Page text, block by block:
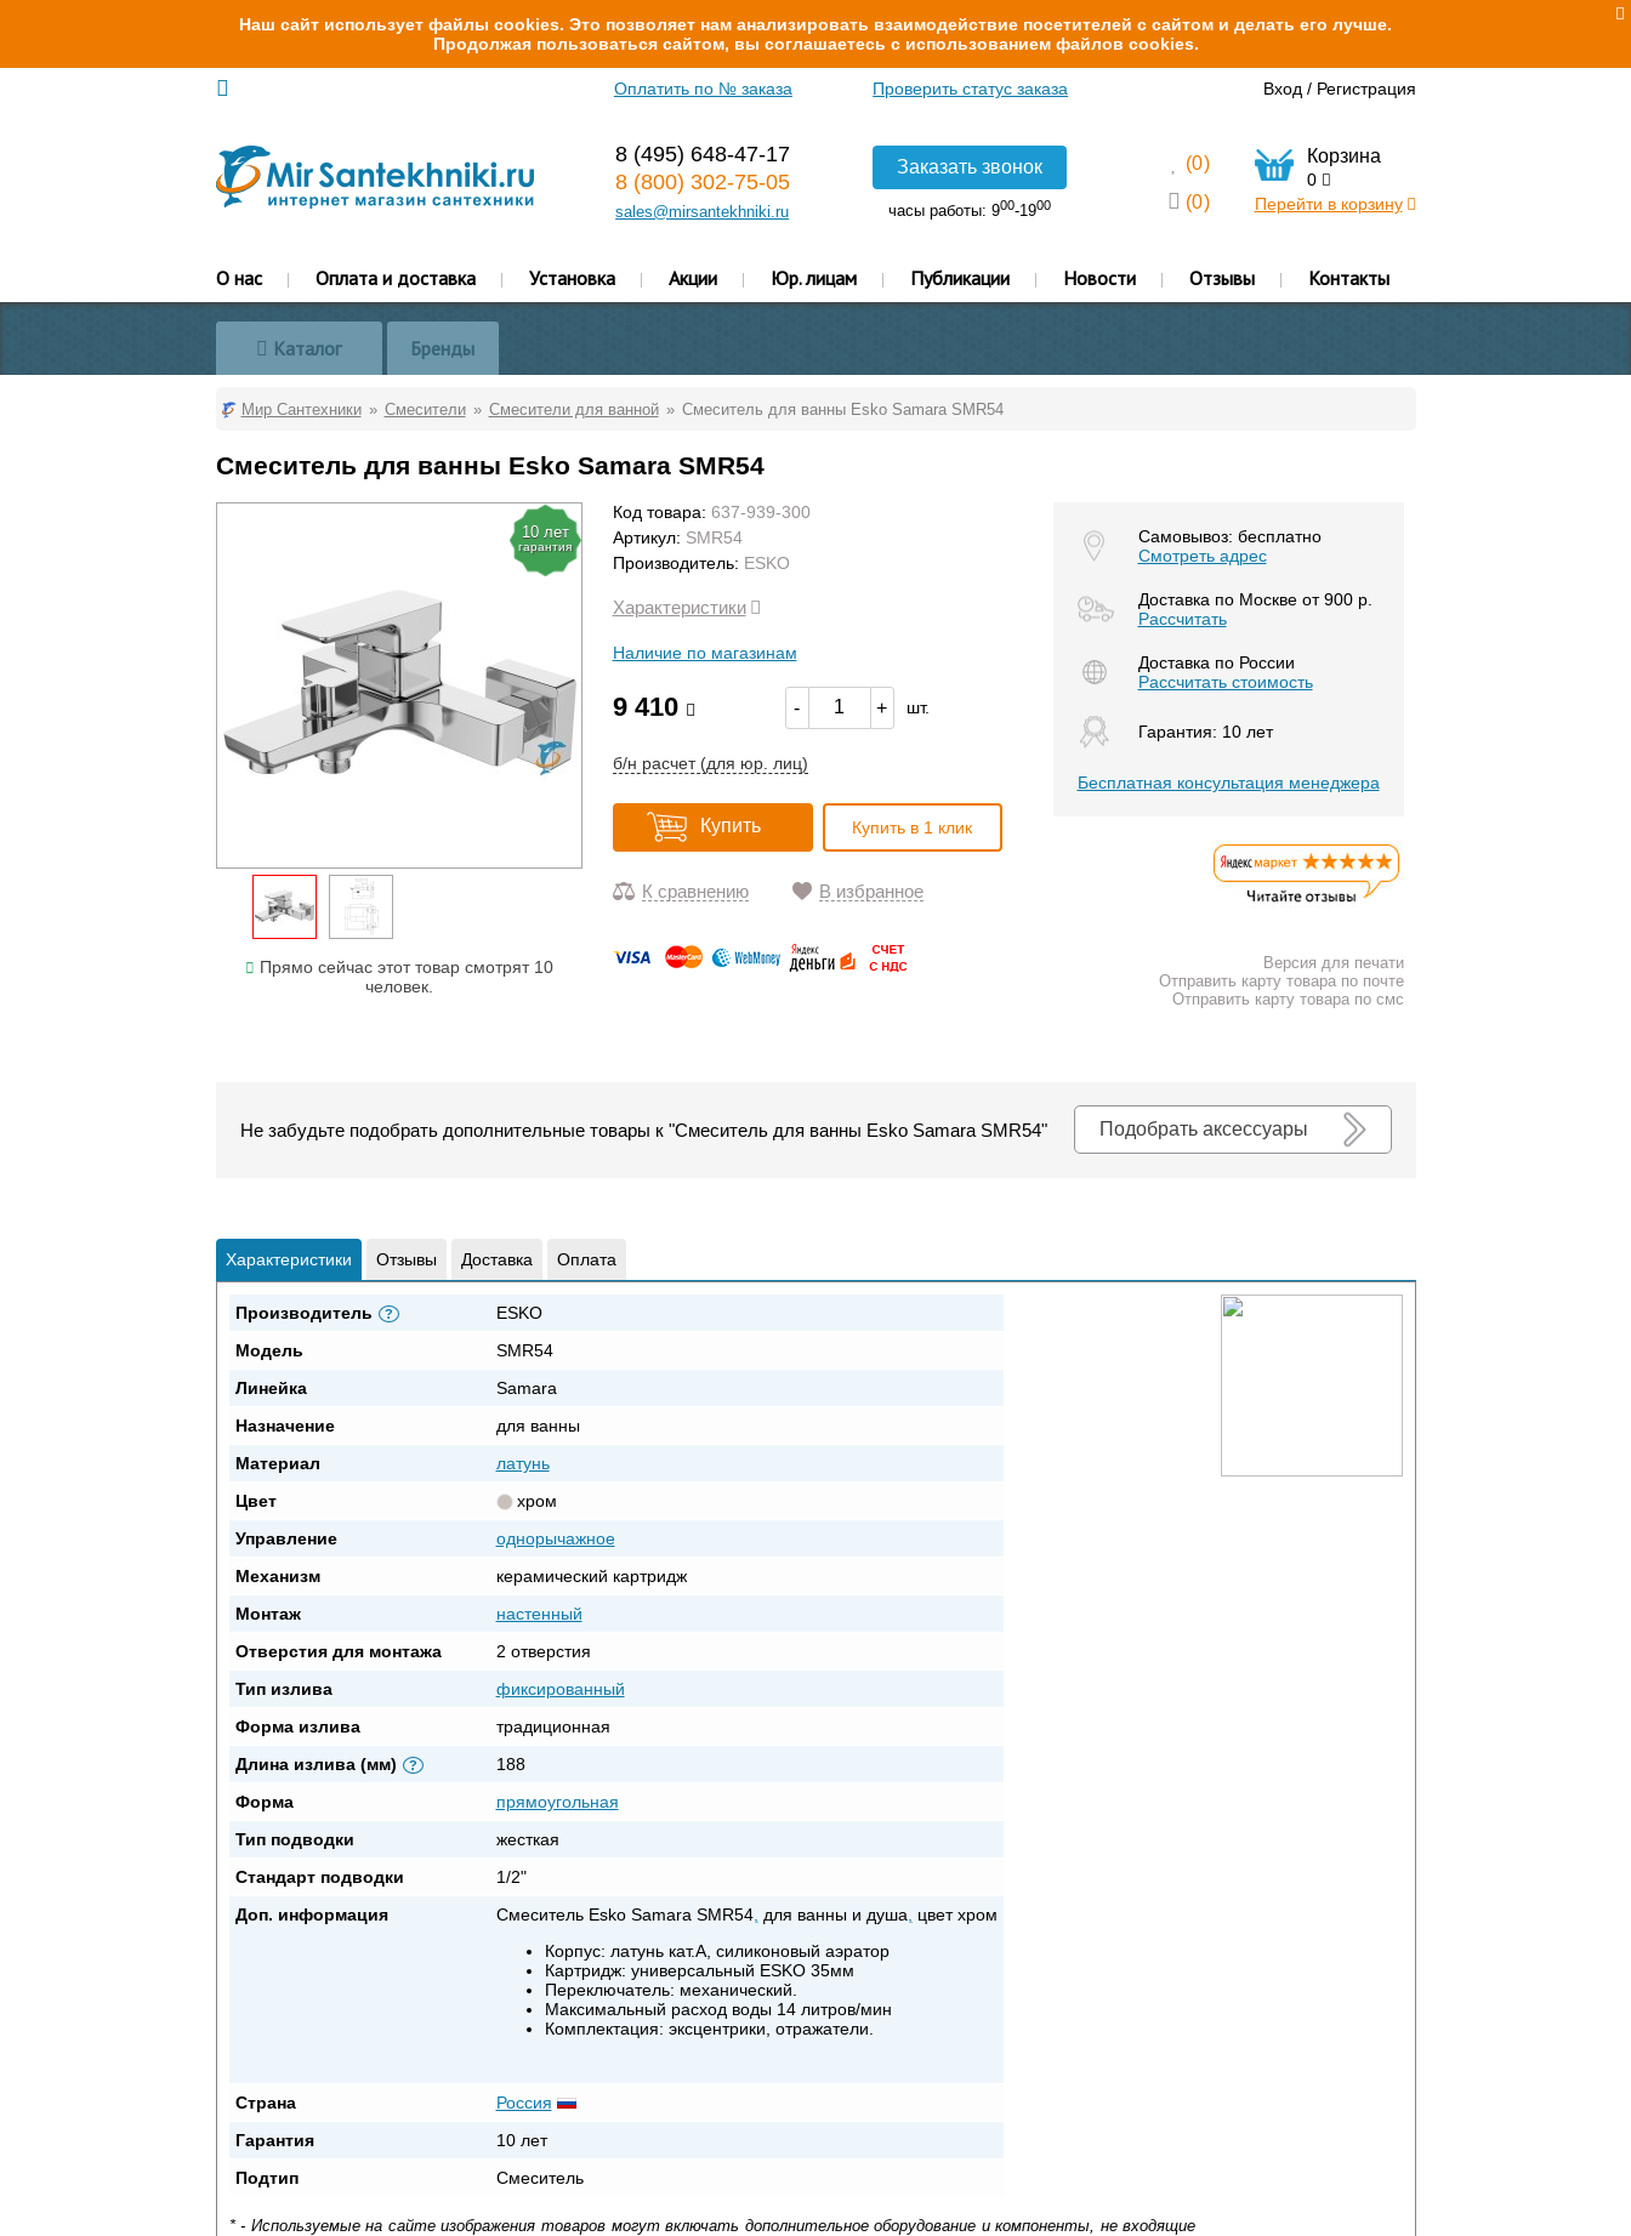
Наш сайт использует файлы cookies. Это позволяет нам анализировать взаимодействие посетителей с сайтом и делать его лучше.
Продолжая пользоваться сайтом, вы соглашаетесь с использованием файлов cookies.
Оплатить по № заказа Проверить статус заказа Вход / Регистрация
8 (495) 648-47-17
8 (800) 302-75-05
sales@mirsantekhniki.ru
Заказать звонок
часы работы: 900-1900
(0)
(0)
Корзина
0
Перейти в корзину
О нас Оплата и доставка Установка Акции Юр. лицам Публикации Новости Отзывы Контакты
Каталог Бренды
Мир Сантехники Смесители Смесители для ванной Смеситель для ванны Esko Samara SMR54
Смеситель для ванны Esko Samara SMR54
10 лет
гарантия
Прямо сейчас этот товар смотрят 10
человек.
Код товара: 637-939-300
Артикул: SMR54
Производитель: ESKO
Характеристики
Наличие по магазинам
9 410 - + шт.
б/н расчет (для юр. лиц)
Купить Купить в 1 клик
К сравнению В избранное
Самовывоз: бесплатно
Смотреть адрес
Доставка по Москве от 900 р.
Расcчитать
Доставка по России
Рассчитать стоимость
Гарантия: 10 лет
Бесплатная консультация менеджера
Версия для печати
Отправить карту товара по почте
Отправить карту товара по смс
Подобрать аксессуары
Не забудьте подобрать дополнительные товары к "Смеситель для ванны Esko Samara SMR54"
Характеристики Отзывы Доставка Оплата
Производитель ?
ESKO
Модель
SMR54
Линейка
Samara
Назначение
для ванны
Материал
латунь
Цвет
хром
Управление
однорычажное
Механизм
керамический картридж
Монтаж
настенный
Отверстия для монтажа
2 отверстия
Тип излива
фиксированный
Форма излива
традиционная
Длина излива (мм)
?
188
Форма
прямоугольная
Тип подводки
жесткая
Стандарт подводки
1/2"
Доп. информация
Смеситель Esko Samara SMR54, для ванны и душа
цвет хром
Корпус: латунь кат.A, силиконовый аэратор
Картридж: универсальный ESKO 35мм
Переключатель: механический.
Максимальный расход воды 14 литров/мин
Комплектация: эксцентрики, отражатели.
Страна
Россия
Гарантия
10 лет
Подтип
Смеситель
* - Используемые на сайте изображения товаров могут включать дополнительное оборудование и компоненты, не входящие